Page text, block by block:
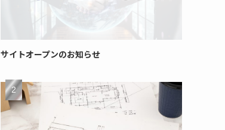
サイトオープンのお知らせ